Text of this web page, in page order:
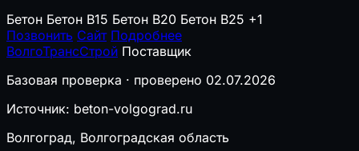
Бетон Бетон B15 Бетон B20 Бетон B25 +1
Позвонить Сайт Подробнее
ВолгоТрансСтрой Поставщик
Базовая проверка · проверено 02.07.2026
Источник: beton-volgograd.ru
Волгоград, Волгоградская область